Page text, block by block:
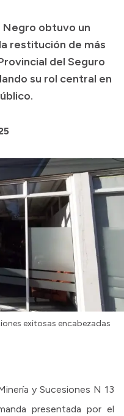
Negro obtuvo un
restitución de más
del Seguro
su rol central en
exitosas encabezadas
y Sucesiones N 13
presentada por el